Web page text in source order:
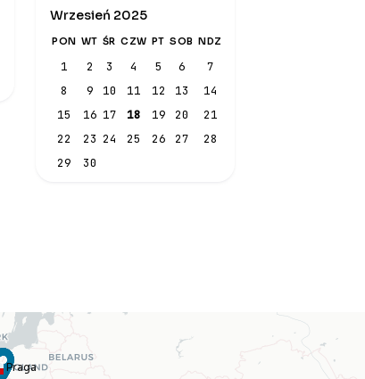
Wrzesień 2025
PON WT ŚR CZW PT SOB NDZ
1 2 3 4 5 6
7
8
9 10 11 12 13
14
15
16 17 18 19 20
21
22
23 24 25 26 27
28
29
30
Praga